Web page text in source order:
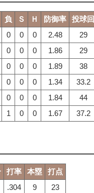
負 Ｓ Ｈ 防御率 投球回
0 0 0 2.48 29
0 0 0 1.86 29
0 0 0 1.89 38
0 0 0 1.34 33.2
0 0 0 1.84 44
1 0 0 1.67 37.2
打率 本塁
打点
.304 9
23